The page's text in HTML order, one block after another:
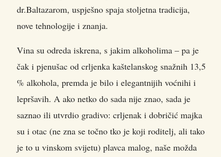
dr.Baltazarom, uspješno spaja stoljetna tradicija,
nove tehnologije i znanja.
Vina su odreda iskrena, s jakim alkoholima – pa je
čak i pjenušac od crljenka kaštelanskog snažnih 13,5
% alkohola, premda je bilo i elegantnijih voćnihi i
lepršavih. A ako netko do sada nije znao, sada je
saznao ili utvrdio gradivo: crljenak i dobričić majka
su i otac (ne zna se točno tko je koji roditelj, ali tako
je to u vinskom svijetu) plavca malog, naše možda